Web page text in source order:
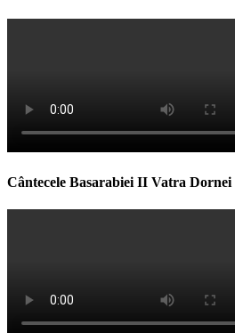
Cântecele Basarabiei II Vatra Dornei